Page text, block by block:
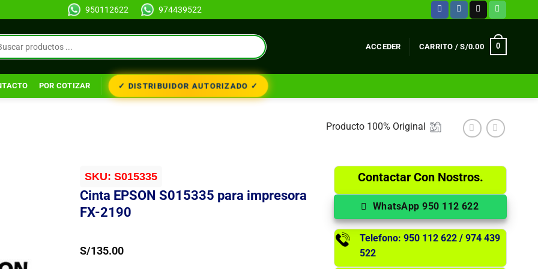
950112622 974439522
ACCEDER CARRITO /S/0.00 0
POR COTIZAR ✓ DISTRIBUIDOR AUTORIZADO ✓
Producto 100% Original
SKU: S015335
Cinta EPSON S015335 para impresora
FX-2190
S/135.00
Contactar Con Nostros.
WhatsApp 950 112 622
Telefono: 950 112 622 / 974 439
522